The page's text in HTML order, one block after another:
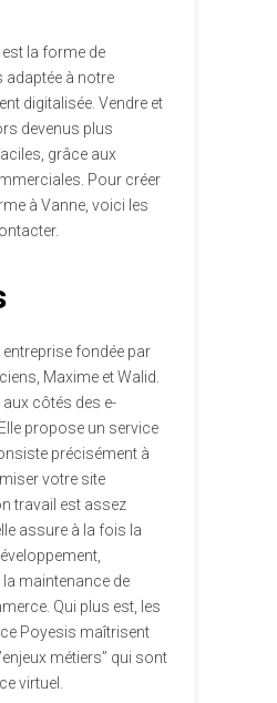
est la forme de
adaptée à notre
digitalisée. Vendre et
devenus plus
grâce aux
Pour créer
à Vanne, voici les
fondée par
Maxime et Walid.
aux côtés des e-
propose un service
précisément à
votre site
travail est assez
assure à la fois la
la maintenance de
Qui plus est, les
Poyesis maîtrisent
métiers’’ qui sont
virtuel.